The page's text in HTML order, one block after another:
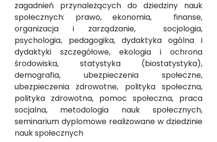
zagadnień przynależących do dziedziny nauk
społecznych: prawo, ekonomia, finanse,
organizacja i zarządzanie, socjologia,
psychologia, pedagogika, dydaktyka ogólna i
dydaktyki szczegółowe, ekologia i ochrona
środowiska, statystyka (biostatystyka),
demografia, ubezpieczenia społeczne,
ubezpieczenia zdrowotne, polityka społeczna,
polityka zdrowotna, pomoc społeczna, praca
socjalna, metodologia nauk społecznych,
seminarium dyplomowe realizowane w dziedzinie
nauk społecznych